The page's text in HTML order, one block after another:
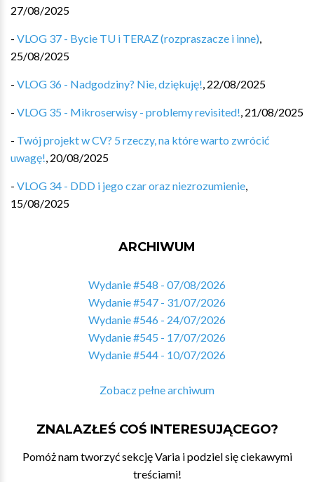
27/08/2025
- VLOG 37 - Bycie TU i TERAZ (rozpraszacze i inne),
25/08/2025
- VLOG 36 - Nadgodziny? Nie, dziękuję!, 22/08/2025
- VLOG 35 - Mikroserwisy - problemy revisited!, 21/08/2025
- Twój projekt w CV? 5 rzeczy, na które warto zwrócić
uwagę!, 20/08/2025
- VLOG 34 - DDD i jego czar oraz niezrozumienie,
15/08/2025
ARCHIWUM
Wydanie #548 - 07/08/2026
Wydanie #547 - 31/07/2026
Wydanie #546 - 24/07/2026
Wydanie #545 - 17/07/2026
Wydanie #544 - 10/07/2026
Zobacz pełne archiwum
ZNALAZŁEŚ COŚ INTERESUJĄCEGO?
Pomóż nam tworzyć sekcję Varia i podziel się ciekawymi
treściami!